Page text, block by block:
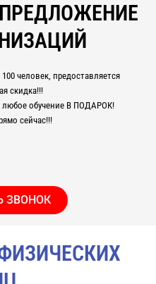
человек, предоставляется
скидка!!!
обучение В ПОДАРОК!
сейчас!!!
ЗВОНОК